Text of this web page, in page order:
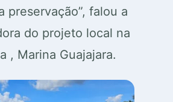
preservação”, falou a
do projeto local na
, Marina Guajajara.